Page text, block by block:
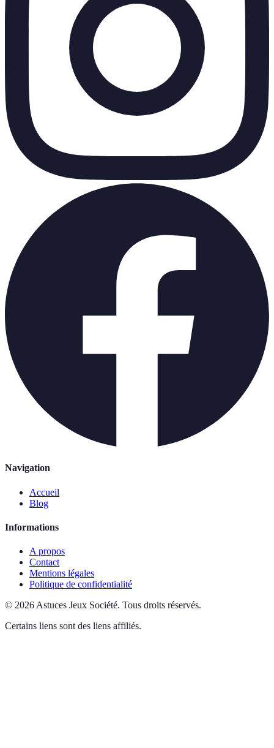
Navigation
Accueil
Blog
Informations
A propos
Contact
Mentions légales
Politique de confidentialité
© 2026 Astuces Jeux Société. Tous droits réservés.
Certains liens sont des liens affiliés.